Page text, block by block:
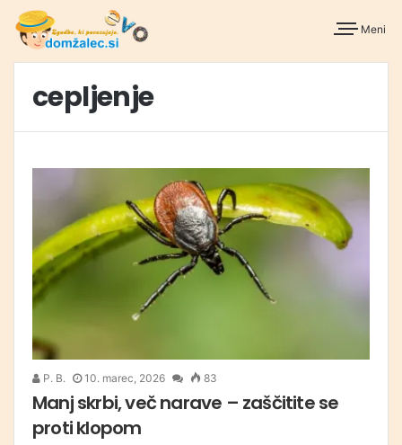
Meni
cepljenje
P. B. 10. marec, 2026 83
Manj skrbi, več narave – zaščitite se
proti klopom